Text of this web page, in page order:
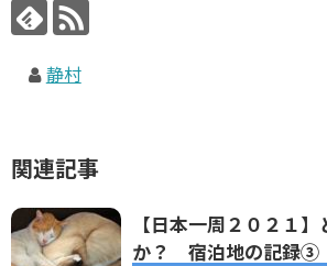
静村
関連記事
【日本一周２０２１
か？ 宿泊地の記録③